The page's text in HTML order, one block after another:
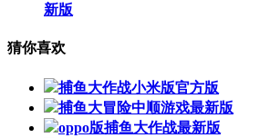
新版
猜你喜欢
捕鱼大作战小米版官方版
捕鱼大冒险中顺游戏最新版
oppo版捕鱼大作战最新版